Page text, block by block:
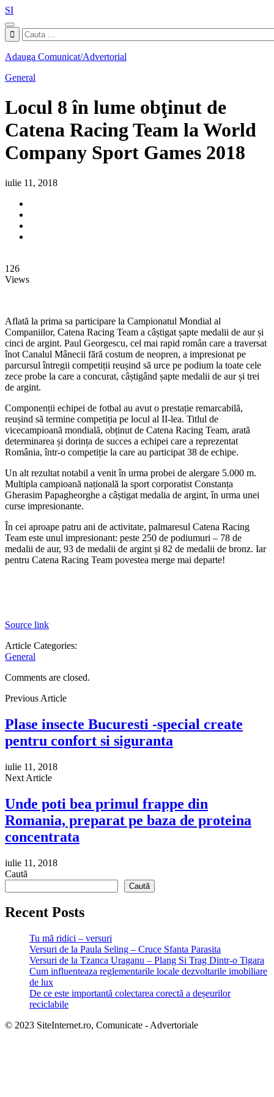
SI
Adauga Comunicat/Advertorial
General
Locul 8 în lume obţinut de
Catena Racing Team la World
Company Sport Games 2018
iulie 11, 2018
126
Views
Aflată la prima sa participare la Campionatul Mondial al
Companiilor, Catena Racing Team a câștigat șapte medalii de aur și
cinci de argint. Paul Georgescu, cel mai rapid român care a traversat
înot Canalul Mânecii fără costum de neopren, a impresionat pe
parcursul întregii competiții reușind să urce pe podium la toate cele
zece probe la care a concurat, câștigând șapte medalii de aur și trei
de argint.
Componenții echipei de fotbal au avut o prestație remarcabilă,
reușind să termine competiția pe locul al II-lea. Titlul de
vicecampioană mondială, obținut de Catena Racing Team, arată
determinarea și dorința de succes a echipei care a reprezentat
România, într-o competiție la care au participat 38 de echipe.
Un alt rezultat notabil a venit în urma probei de alergare 5.000 m.
Multipla campioană națională la sport corporatist Constanța
Gherasim Papagheorghe a câștigat medalia de argint, în urma unei
curse impresionante.
În cei aproape patru ani de activitate, palmaresul Catena Racing
Team este unul impresionant: peste 250 de podiumuri – 78 de
medalii de aur, 93 de medalii de argint și 82 de medalii de bronz. Iar
pentru Catena Racing Team povestea merge mai departe!
Source link
Article Categories:
General
Comments are closed.
Previous Article
Plase insecte Bucuresti -special create
pentru confort si siguranta
iulie 11, 2018
Next Article
Unde poti bea primul frappe din
Romania, preparat pe baza de proteina
concentrata
iulie 11, 2018
Caută
Caută
Recent Posts
Tu mă ridici – versuri
Versuri de la Paula Seling – Cruce Sfanta Parasita
Versuri de la Tzanca Uraganu – Plang Si Trag Dintr-o Tigara
Cum influenteaza reglementarile locale dezvoltarile imobiliare
de lux
De ce este importantă colectarea corectă a deșeurilor
reciclabile
© 2023 SiteInternet.ro, Comunicate - Advertoriale